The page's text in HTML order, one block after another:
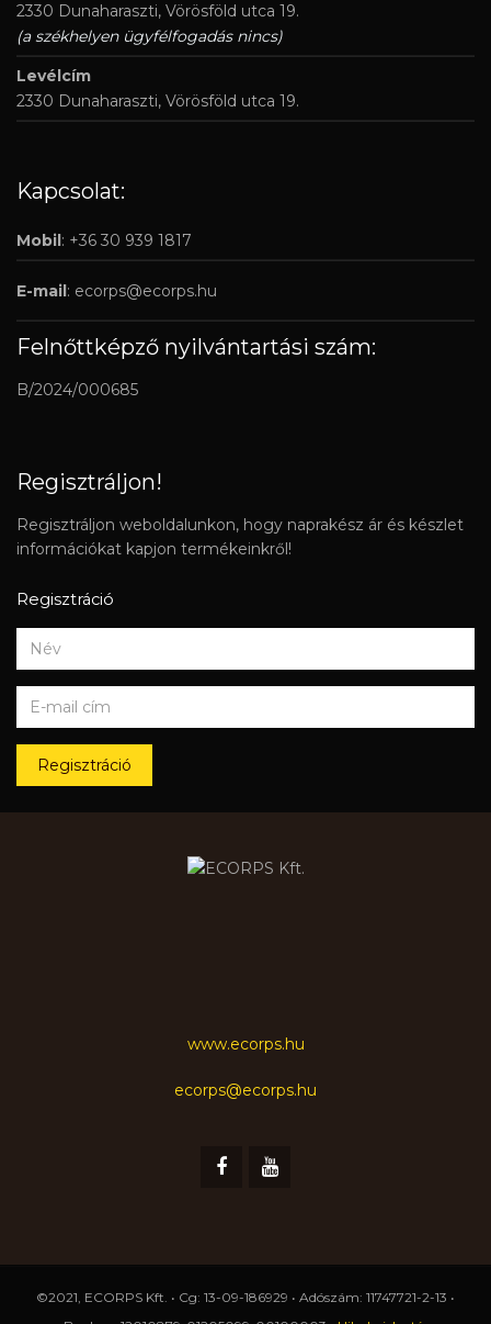
2330 Dunaharaszti, Vörösföld utca 19.
(a székhelyen ügyfélfogadás nincs)
Levélcím
2330 Dunaharaszti, Vörösföld utca 19.
Kapcsolat:
Mobil : +36 30 939 1817
E-mail : ecorps@ecorps.hu
Felnőttképző nyilvántartási szám:
B/2024/000685
Regisztráljon!
Regisztráljon weboldalunkon, hogy naprakész ár és készlet
információkat kapjon termékeinkről!
Regisztráció
Regisztráció
www.ecorps.hu
ecorps@ecorps.hu
©2021, ECORPS Kft. • Cg: 13-09-186929 • Adószám: 11747721-2-13 •